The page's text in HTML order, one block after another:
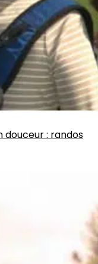
douceur : randos